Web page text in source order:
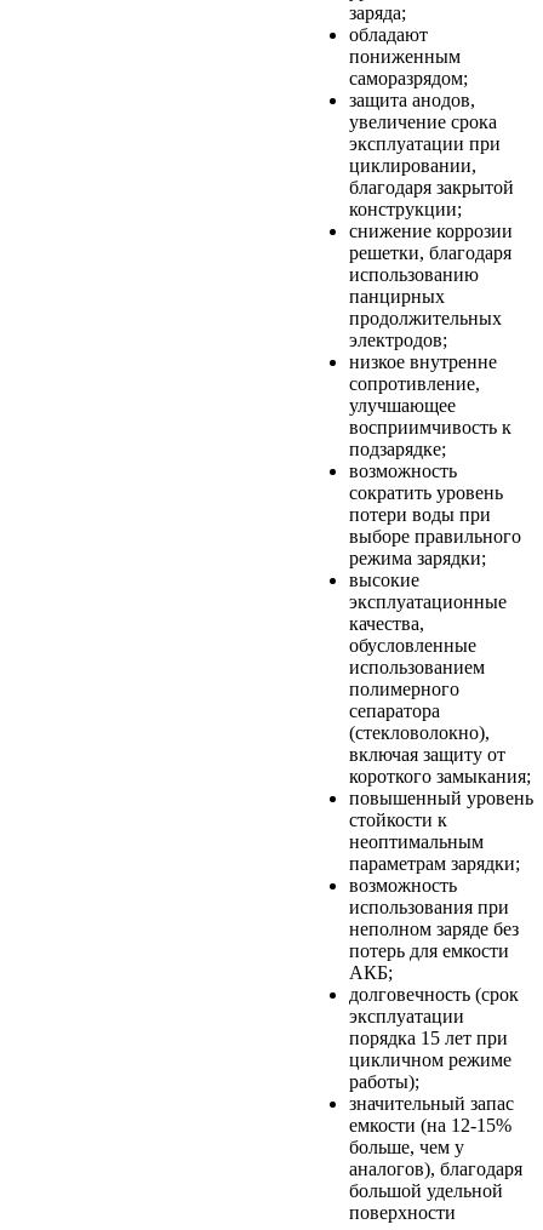
заряда;
обладают
пониженным
саморазрядом;
защита анодов,
увеличение срока
эксплуатации при
циклировании,
благодаря закрытой
конструкции;
снижение коррозии
решетки, благодаря
использованию
панцирных
продолжительных
электродов;
низкое внутренне
сопротивление,
улучшающее
восприимчивость к
подзарядке;
возможность
сократить уровень
потери воды при
выборе правильного
режима зарядки;
высокие
эксплуатационные
качества,
обусловленные
использованием
полимерного
сепаратора
(стекловолокно),
включая защиту от
короткого замыкания;
повышенный уровень
стойкости к
неоптимальным
параметрам зарядки;
возможность
использования при
неполном заряде без
потерь для емкости
АКБ;
долговечность (срок
эксплуатации
порядка 15 лет при
цикличном режиме
работы);
значительный запас
емкости (на 12-15%
больше, чем у
аналогов), благодаря
большой удельной
поверхности